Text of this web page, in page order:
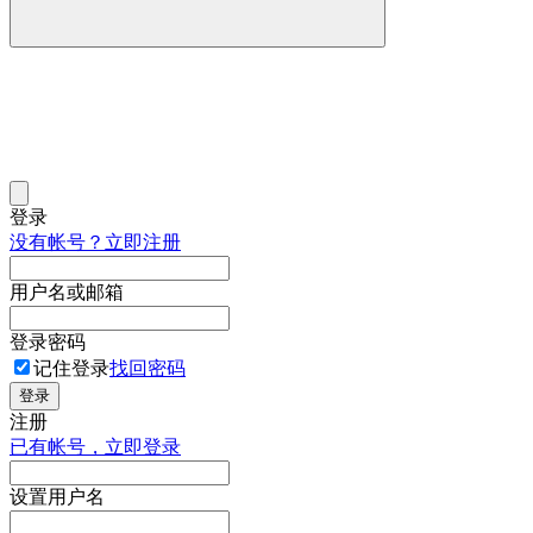
登录
没有帐号？立即注册
用户名或邮箱
登录密码
记住登录找回密码
登录
注册
已有帐号，立即登录
设置用户名